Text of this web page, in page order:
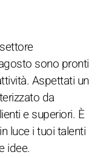
sono pronti
Aspettati un
da
e superiori. È
luce i tuoi talenti
idee.